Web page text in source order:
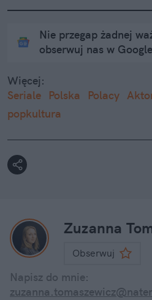
Nie przegap żadnej
obserwuj nas w
Więcej:
Seriale
Polska Polacy
popkultura
Zuzanna
Obserwuj
Napisz do mnie: